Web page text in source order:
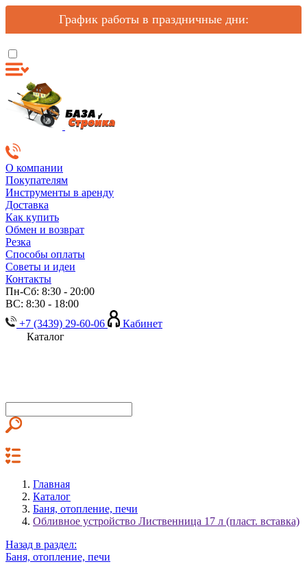
График работы в праздничные дни:
О компании
Покупателям
Инструменты в аренду
Доставка
Как купить
Обмен и возврат
Резка
Способы оплаты
Советы и идеи
Контакты
Пн-Сб: 8:30 - 20:00
ВС: 8:30 - 18:00
+7 (3439) 29-60-06
Кабинет
Каталог
Главная
Каталог
Баня, отопление, печи
Обливное устройство Лиственница 17 л (пласт. вставка)
Назад в раздел:
Баня, отопление, печи